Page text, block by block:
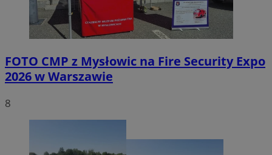
FOTO CMP z Mysłowic na Fire Security Expo
2026 w Warszawie
8